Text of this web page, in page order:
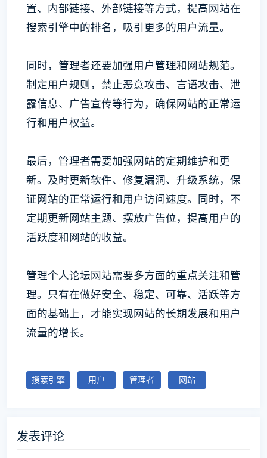
置、内部链接、外部链接等方式，提高网站在
搜索引擎中的排名，吸引更多的用户流量。
同时，管理者还要加强用户管理和网站规范。
制定用户规则，禁止恶意攻击、言语攻击、泄
露信息、广告宣传等行为，确保网站的正常运
行和用户权益。
最后，管理者需要加强网站的定期维护和更
新。及时更新软件、修复漏洞、升级系统，保
证网站的正常运行和用户访问速度。同时，不
定期更新网站主题、摆放广告位，提高用户的
活跃度和网站的收益。
管理个人论坛网站需要多方面的重点关注和管
理。只有在做好安全、稳定、可靠、活跃等方
面的基础上，才能实现网站的长期发展和用户
流量的增长。
搜索引擎 用户 管理者 网站
发表评论